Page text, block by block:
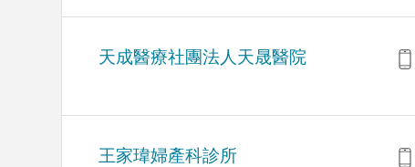
天成醫療社團法人天晟醫院
王家瑋婦產科診所